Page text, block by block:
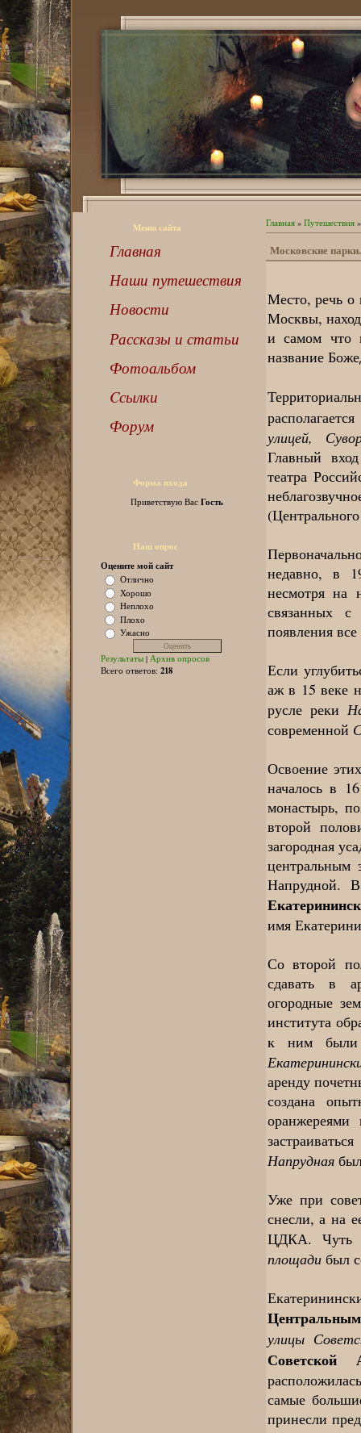
Меню сайта
Главная
Наши путешествия
Новости
Рассказы и статьи
Фотоальбом
Cсылки
Форум
Форма входа
Приветствую Вас Гость
Наш опрос
Оцените мой сайт
Отлично
Хорошо
Неплохо
Плохо
Ужасно
Результаты| Архив опросов
Всего ответов: 218
Главная» Путешествия»
Московские
Место, речь о
Москвы,
и самом что
название
улицей,
Главный
театра
недавно, в
несмотря на
связанных
появления
Если
аж в 15 веке
русле реки
современной
Освоение
началось в
монастырь,
второй
загородная
центральным
Напрудной.
имя
Со второй
сдавать в
огородные
института
к ним
аренду
создана
Напрудная
Уже при
снесли, а на
ЦДКА. Чуть
площадибыл
улицы
Советской
самые
принесли